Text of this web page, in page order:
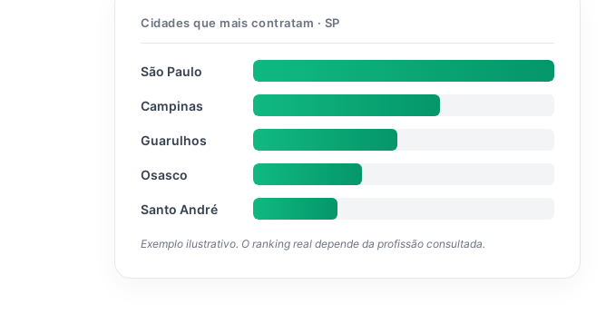
Cidades que mais contratam · SP
São Paulo
Campinas
Guarulhos
Osasco
Santo André
Exemplo ilustrativo. O ranking real depende da profissão consultada.